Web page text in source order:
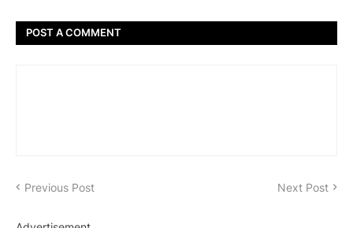
POST A COMMENT
Previous Post Next Post